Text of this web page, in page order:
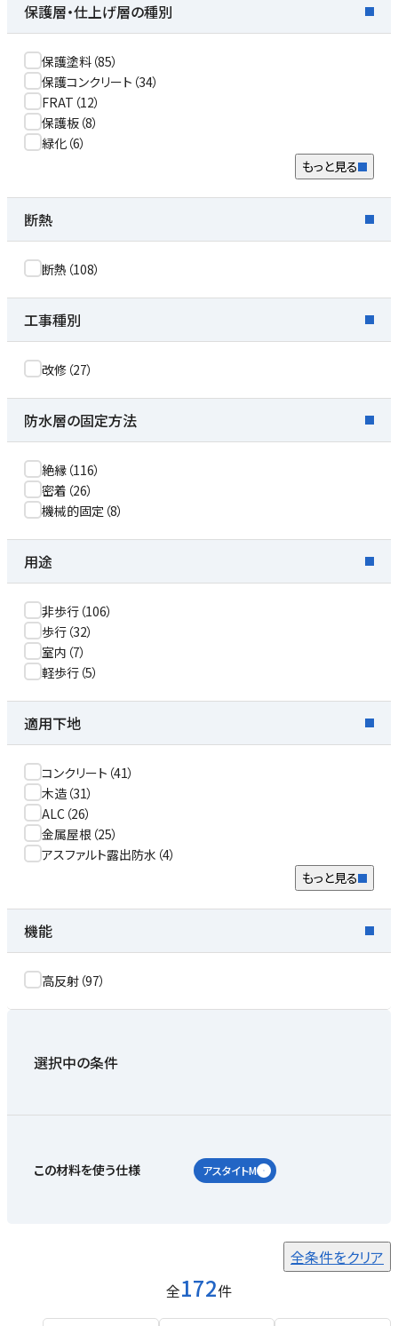
保護層・仕上げ層の種別
保護塗料 （85）
保護コンクリート （34）
FRAT （12）
保護板 （8）
緑化 （6）
もっと見る
断熱
断熱 （108）
工事種別
改修 （27）
防水層の固定方法
絶縁 （116）
密着 （26）
機械的固定 （8）
用途
非歩行 （106）
歩行 （32）
室内 （7）
軽歩行 （5）
適用下地
コンクリート （41）
木造 （31）
ALC （26）
金属屋根 （25）
アスファルト露出防水 （4）
もっと見る
機能
高反射 （97）
選択中の条件
この材料を使う仕様 アスタイトM
全条件をクリア
全172件